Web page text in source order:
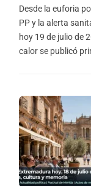
Desde la euforia
PP y la alerta
hoy 19 de julio de
calor se publicó